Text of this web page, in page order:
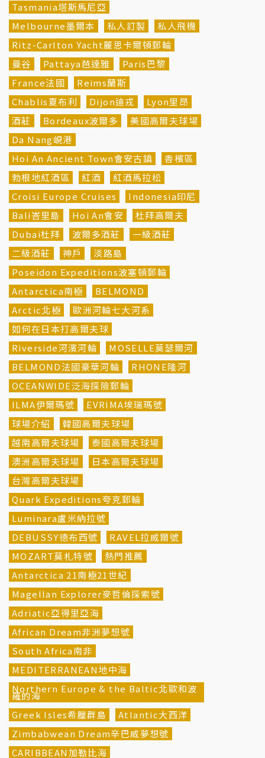
Tasmania塔斯馬尼亞
Melbourne墨爾本
私人訂製
私人飛機
Ritz-Carlton Yacht麗思卡爾頓郵輪
曼谷
Pattaya芭達雅
Paris巴黎
France法國
Reims蘭斯
Chablis夏布利
Dijon迪戎
Lyon里昂
酒莊
Bordeaux波爾多
美國高爾夫球場
Da Nang峴港
Hoi An Ancient Town會安古鎮
香檳區
勃根地紅酒區
紅酒
紅酒馬拉松
Croisi Europe Cruises
Indonesia印尼
Bali峇里島
Hoi An會安
杜拜高爾夫
Dubai杜拜
波爾多酒莊
一級酒莊
二級酒莊
神戶
淡路島
Poseidon Expeditions波塞頓郵輪
Antarctica南極
BELMOND
Arctic北極
歐洲河輪七大河系
如何在日本打高爾夫球
Riverside河濱河輪
MOSELLE莫瑟爾河
BELMOND法國豪華河輪
RHONE隆河
OCEANWIDE泛海探險郵輪
ILMA伊爾瑪號
EVRIMA埃瑞瑪號
球場介紹
韓國高爾夫球場
越南高爾夫球場
泰國高爾夫球場
澳洲高爾夫球場
日本高爾夫球場
台灣高爾夫球場
Quark Expeditions夸克郵輪
Luminara盧米納拉號
DEBUSSY德布西號
RAVEL拉威爾號
MOZART莫札特號
熱門推薦
Antarctica 21南極21世紀
Magellan Explorer麥哲倫探索號
Adriatic亞得里亞海
African Dream非洲夢想號
South Africa南非
MEDITERRANEAN地中海
Northern Europe & the Baltic北歐和波
羅的海
Greek Isles希臘群島
Atlantic大西洋
Zimbabwean Dream辛巴威夢想號
CARIBBEAN加勒比海